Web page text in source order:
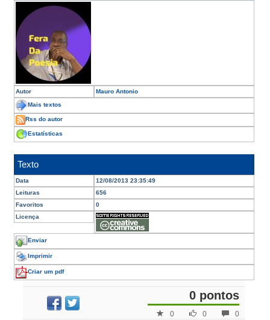
Autor Mauro Antonio
Mais textos
Rss do autor
Estatísticas
Texto
Data
12/08/2013 23:35:49
Leituras
656
Favoritos
0
Licença
Enviar
Imprimir
Criar um pdf
0 pontos
0
0
0